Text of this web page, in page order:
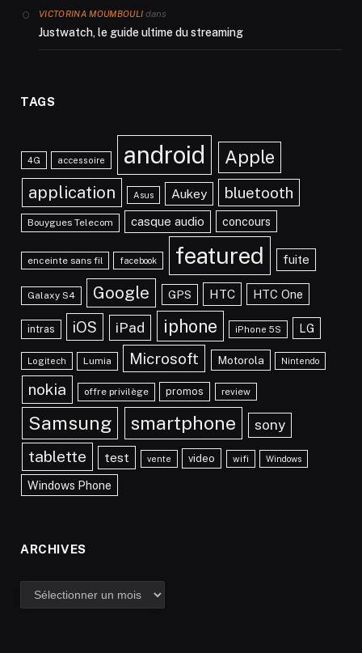
VICTORINA MOUMBOULI dans
Justwatch, le guide ultime du streaming
TAGS
4G accessoire android Apple
application Asus Aukey bluetooth
Bouygues Telecom casque audio concours
enceinte sans fil facebook featured fuite
Galaxy S4 Google GPS HTC HTC One
intras iOS iPad iphone iPhone 5S LG
Logitech Lumia Microsoft Motorola Nintendo
nokia offre privilège promos review
Samsung smartphone sony
tablette test vente video wifi Windows
Windows Phone
ARCHIVES
Archives